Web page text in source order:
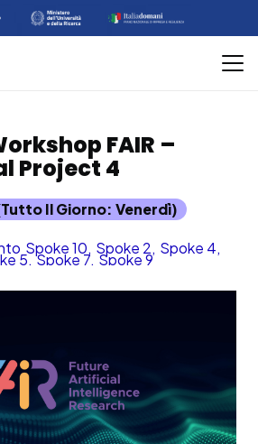
FAIR –
Project 4
Il Giorno: Venerdì)
Spoke 10, Spoke 2, Spoke 4,
5, Spoke 7, Spoke 9